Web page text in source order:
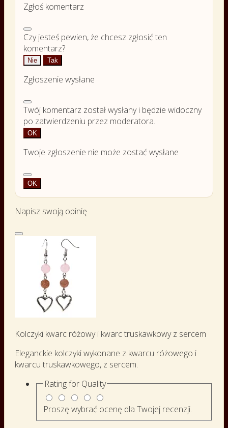
Zgłoś komentarz
Czy jesteś pewien, że chcesz zgłosić ten
komentarz?
Nie Tak
Zgłoszenie wysłane
Twój komentarz został wysłany i będzie widoczny
po zatwierdzeniu przez moderatora.
OK
Twoje zgłoszenie nie może zostać wysłane
OK
Napisz swoją opinię
Kolczyki kwarc różowy i kwarc truskawkowy z sercem
Eleganckie kolczyki wykonane z kwarcu różowego i
kwarcu truskawkowego, z sercem.
Rating for Quality
Proszę wybrać ocenę dla Twojej recenzji.